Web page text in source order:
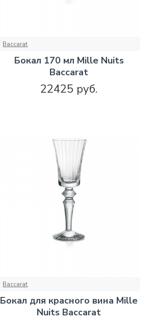
Baccarat
Бокал 170 мл Mille Nuits
Baccarat
22425 руб.
Baccarat
Бокал для красного вина Mille
Nuits Baccarat